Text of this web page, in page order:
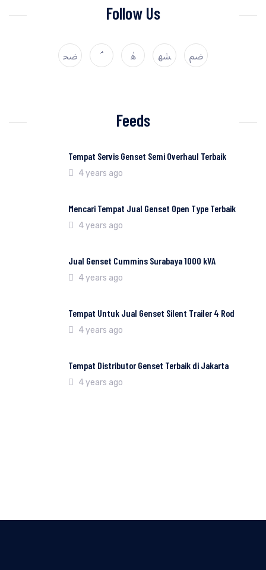
Follow Us
Feeds
Tempat Servis Genset Semi Overhaul Terbaik
4 years ago
Mencari Tempat Jual Genset Open Type Terbaik
4 years ago
Jual Genset Cummins Surabaya 1000 kVA
4 years ago
Tempat Untuk Jual Genset Silent Trailer 4 Rod
4 years ago
Tempat Distributor Genset Terbaik di Jakarta
4 years ago